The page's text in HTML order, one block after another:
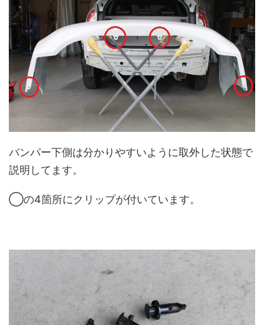
バンパー下側は分かりやすいように取外した状態で
説明してます。
◯の4箇所にクリップが付いています。